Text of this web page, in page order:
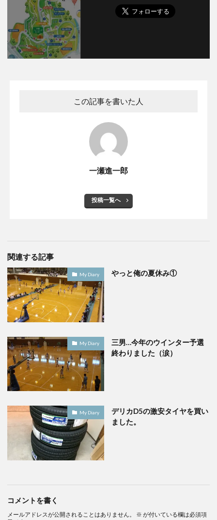
この記事を書いた人
一瀬進一郎
投稿一覧へ
関連する記事
My Diary やっと俺の夏休み①
My Diary
三男…今年のウインター予選
終わりました（涙）
My Diary
デリカD5の激安タイヤを買い
ました。
コメントを書く
メールアドレスが公開されることはありません。 ※ が付いている欄は必須項